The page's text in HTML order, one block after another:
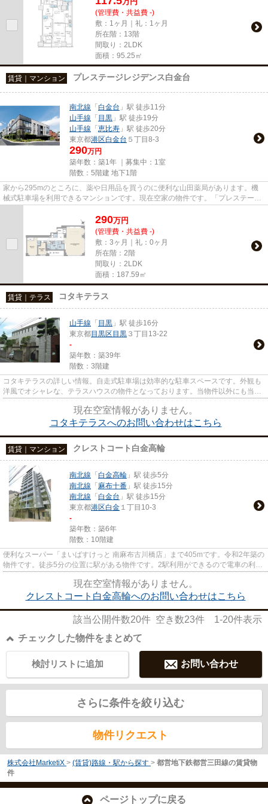
(管理費・共益費 -)
敷：1ヶ月｜礼：1ヶ月
所在階：13階
間取り：2LDK
面積：95.25㎡
賃貸｜マンション プレステージレジデンス白金台
南北線 「白金台 」駅 徒歩11分
山手線 「目黒 」駅 徒歩19分
山手線 「恵比寿 」駅 徒歩20分
東京都港区白金台 ５丁目8-3
290万円
築年数：築1年 ｜募集中： 1室
階数：5階建 地下1階
家から295mのところに、薬や日用品を買うのに便利な山田薬局があります。機
械式駐車場を利用できるマンションです。現在空家の物件です。「プレステージ
レジデンス白金台」の物件情報...
290万円
(管理費・共益費 -)
敷：3ヶ月｜礼：0ヶ月
所在階：2階
間取り：2LDK
面積：187.59㎡
賃貸｜テラス コタキテラス
山手線 「目黒 」駅 徒歩16分
東京都目黒区目黒 ３丁目13-22
-
築年数：築39年
階数：3階建
コタキテラスの詳しい情報。自走式駐車場は効率的な駐車スペースです。外観も
洋風でオシャレな、テラスハウスの物件となっております。当物件以外にも当社
お勧めの目黒区内の物件がご...
現在空室情報がありません。
コタキテラスへのお問い合わせはこちら
賃貸｜マンション クレストコート白金高輪
南北線 「白金高輪 」駅 徒歩5分
南北線 「麻布十番 」駅 徒歩15分
南北線 「白金台 」駅 徒歩15分
東京都港区白金 １丁目10-3
-
築年数：築6年
階数：10階建
便利なスーパー「まいばすけっと 南麻布古川橋店」まで405mです。令和2年築の
物件です。徒歩5分の位置に駅がある物件です。2駅利用ができるので電車の利用
に役立つマンションです。03-...
現在空室情報がありません。
クレストコート白金高輪へのお問い合わせはこちら
該当公開件数20件 空き数23件 1-20件表示
チェックした物件をまとめて
お問い合わせ
検討リストに追加
さらに条件を絞り込む
物件リクエスト
株式会社MarketiX > (賃貸)路線・駅から探す > 都営地下鉄都営三田線の賃貸物
件
ページトップに戻る